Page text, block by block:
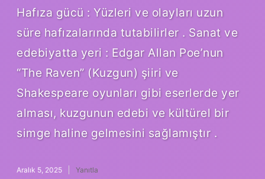
Hafıza gücü : Yüzleri ve olayları uzun
süre hafızalarında tutabilirler . Sanat ve
edebiyatta yeri : Edgar Allan Poe’nun
“The Raven” (Kuzgun) şiiri ve
Shakespeare oyunları gibi eserlerde yer
alması, kuzgunun edebi ve kültürel bir
simge haline gelmesini sağlamıştır .
Aralık 5, 2025 Yanıtla